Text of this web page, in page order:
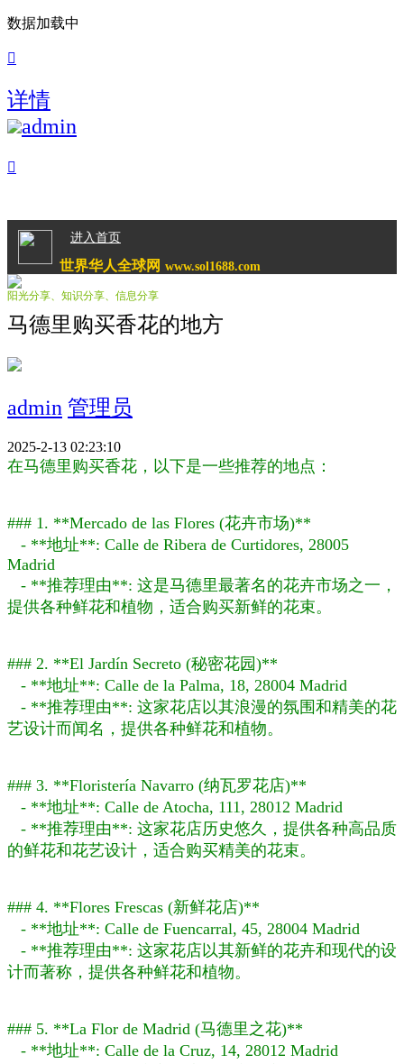
数据加载中

详情
admin

进入首页
世界华人全球网 www.sol1688.com
阳光分享、知识分享、信息分享
马德里购买香花的地方
admin 管理员
2025-2-13 02:23:10
在马德里购买香花，以下是一些推荐的地点：
### 1. **Mercado de las Flores (花卉市场)**
- **地址**: Calle de Ribera de Curtidores, 28005
Madrid
- **推荐理由**: 这是马德里最著名的花卉市场之一，
提供各种鲜花和植物，适合购买新鲜的花束。
### 2. **El Jardín Secreto (秘密花园)**
- **地址**: Calle de la Palma, 18, 28004 Madrid
- **推荐理由**: 这家花店以其浪漫的氛围和精美的花
艺设计而闻名，提供各种鲜花和植物。
### 3. **Floristería Navarro (纳瓦罗花店)**
- **地址**: Calle de Atocha, 111, 28012 Madrid
- **推荐理由**: 这家花店历史悠久，提供各种高品质
的鲜花和花艺设计，适合购买精美的花束。
### 4. **Flores Frescas (新鲜花店)**
- **地址**: Calle de Fuencarral, 45, 28004 Madrid
- **推荐理由**: 这家花店以其新鲜的花卉和现代的设
计而著称，提供各种鲜花和植物。
### 5. **La Flor de Madrid (马德里之花)**
- **地址**: Calle de la Cruz, 14, 28012 Madrid